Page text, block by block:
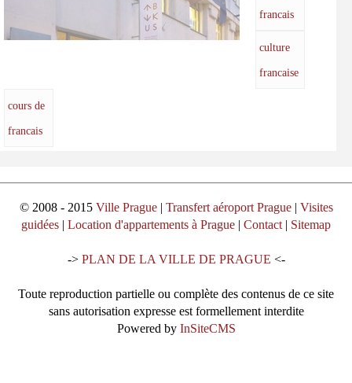
francais
culture
francaise
cours de
francais
© 2008 - 2015 Ville Prague| Transfert aéroport Prague| Visites
guidées | Location d'appartements à Prague | Contact | Sitemap
-> PLAN DE LA VILLE DE PRAGUE <-
Toute reproduction partielle ou complète des contenus de ce site
sans autorisation expresse est formellement interdite
Powered by InSiteCMS